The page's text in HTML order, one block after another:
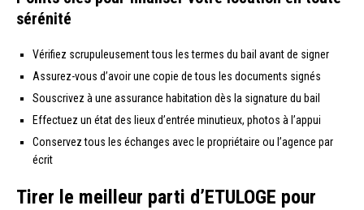
sérénité
Vérifiez scrupuleusement tous les termes du bail avant de signer
Assurez-vous d’avoir une copie de tous les documents signés
Souscrivez à une assurance habitation dès la signature du bail
Effectuez un état des lieux d’entrée minutieux, photos à l’appui
Conservez tous les échanges avec le propriétaire ou l’agence par
écrit
Tirer le meilleur parti d’ETULOGE pour